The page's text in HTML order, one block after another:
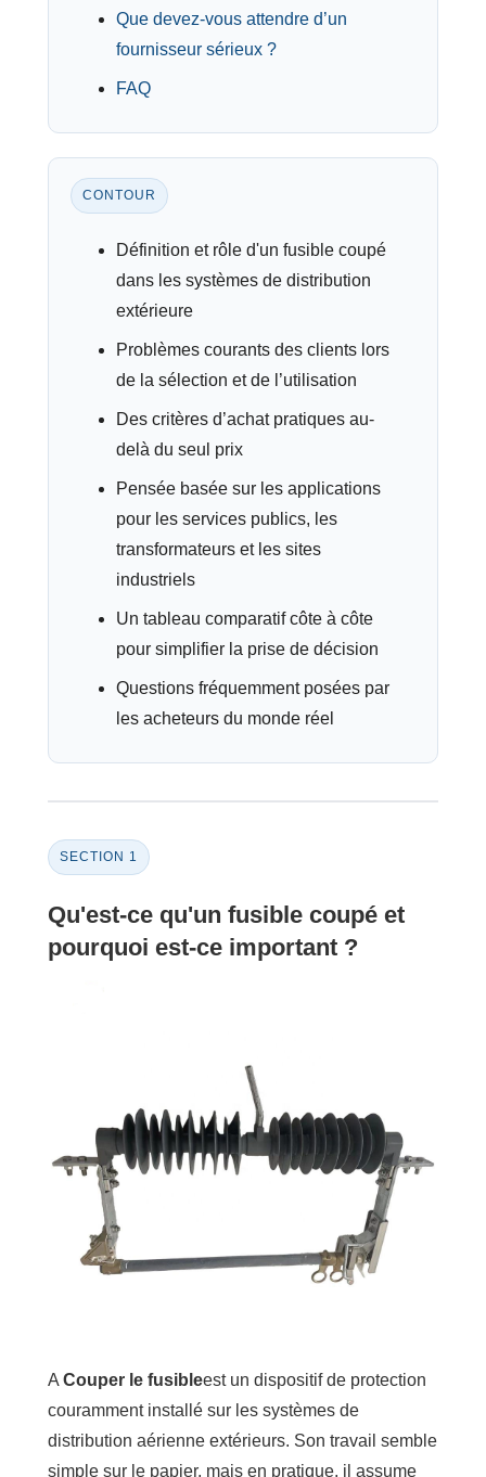
Que devez-vous attendre d’un
fournisseur sérieux ?
FAQ
CONTOUR
Définition et rôle d'un fusible coupé
dans les systèmes de distribution
extérieure
Problèmes courants des clients lors
de la sélection et de l’utilisation
Des critères d’achat pratiques au-
delà du seul prix
Pensée basée sur les applications
pour les services publics, les
transformateurs et les sites
industriels
Un tableau comparatif côte à côte
pour simplifier la prise de décision
Questions fréquemment posées par
les acheteurs du monde réel
SECTION 1
Qu'est-ce qu'un fusible coupé et
pourquoi est-ce important ?
A Couper le fusibleest un dispositif de protection
couramment installé sur les systèmes de
distribution aérienne extérieurs. Son travail semble
simple sur le papier, mais en pratique, il assume